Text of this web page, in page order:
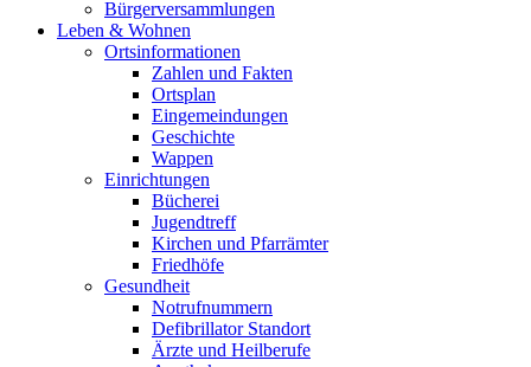
Bürgerversammlungen
Leben & Wohnen
Ortsinformationen
Zahlen und Fakten
Ortsplan
Eingemeindungen
Geschichte
Wappen
Einrichtungen
Bücherei
Jugendtreff
Kirchen und Pfarrämter
Friedhöfe
Gesundheit
Notrufnummern
Defibrillator Standort
Ärzte und Heilberufe